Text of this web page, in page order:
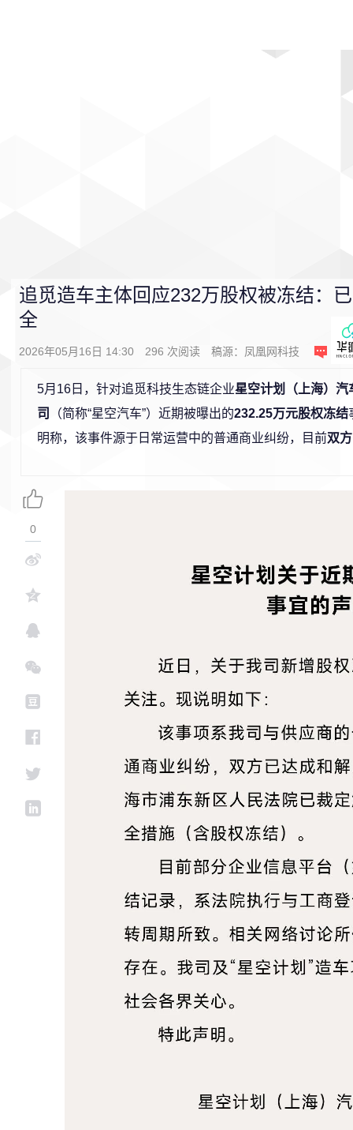
追觅造车主体回应232万股权被冻结：
全
2026年05月16日 14:30 296 次阅读 稿源： 凤凰网科技 0条
5月16日，针对追觅科技生态链企业星空计划（上海）汽
司
（简称“星空汽车”）近期被曝出的232.25万元股权冻结
明称，该事件源于日常运营中的普通商业纠纷，目前双
0